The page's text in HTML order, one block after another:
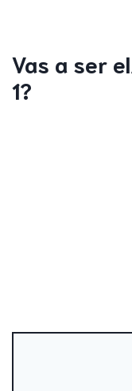
Vas a ser
1?